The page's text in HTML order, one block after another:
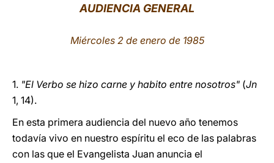
AUDIENCIA GENERAL
Miércoles 2 de enero de 1985
1. "El Verbo se hizo carne y habito entre nosotros" (Jn
1, 14).
En esta primera audiencia del nuevo año tenemos
todavía vivo en nuestro espíritu el eco de las palabras
con las que el Evangelista Juan anuncia el